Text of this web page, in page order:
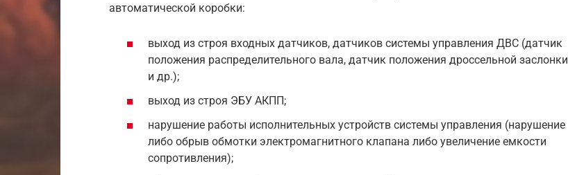
автоматической коробки:
выход из строя входных датчиков, датчиков системы управления ДВС (датчик
положения распределительного вала, датчик положения дроссельной заслонки
и др.);
выход из строя ЭБУ АКПП;
нарушение работы исполнительных устройств системы управления (нарушение
либо обрыв обмотки электромагнитного клапана либо увеличение емкости
сопротивления);